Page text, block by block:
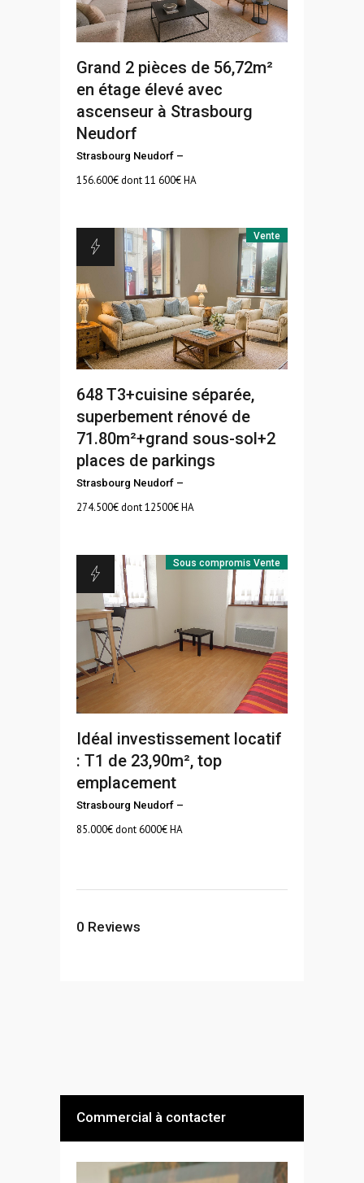
Grand 2 pièces de 56,72m²
en étage élevé avec
ascenseur à Strasbourg
Neudorf
Strasbourg Neudorf –
156.600€ dont 11 600€ HA
Vente
648T3+cuisine séparée,
superbement rénové de
71.80m²+grand sous-sol+2
places de parkings
Strasbourg Neudorf –
274.500€ dont 12500€ HA
Sous compromis Vente
Idéal investissement locatif
: T1 de 23,90m², top
emplacement
Strasbourg Neudorf –
85.000€ dont 6000€ HA
0 Reviews
Commercial à contacter